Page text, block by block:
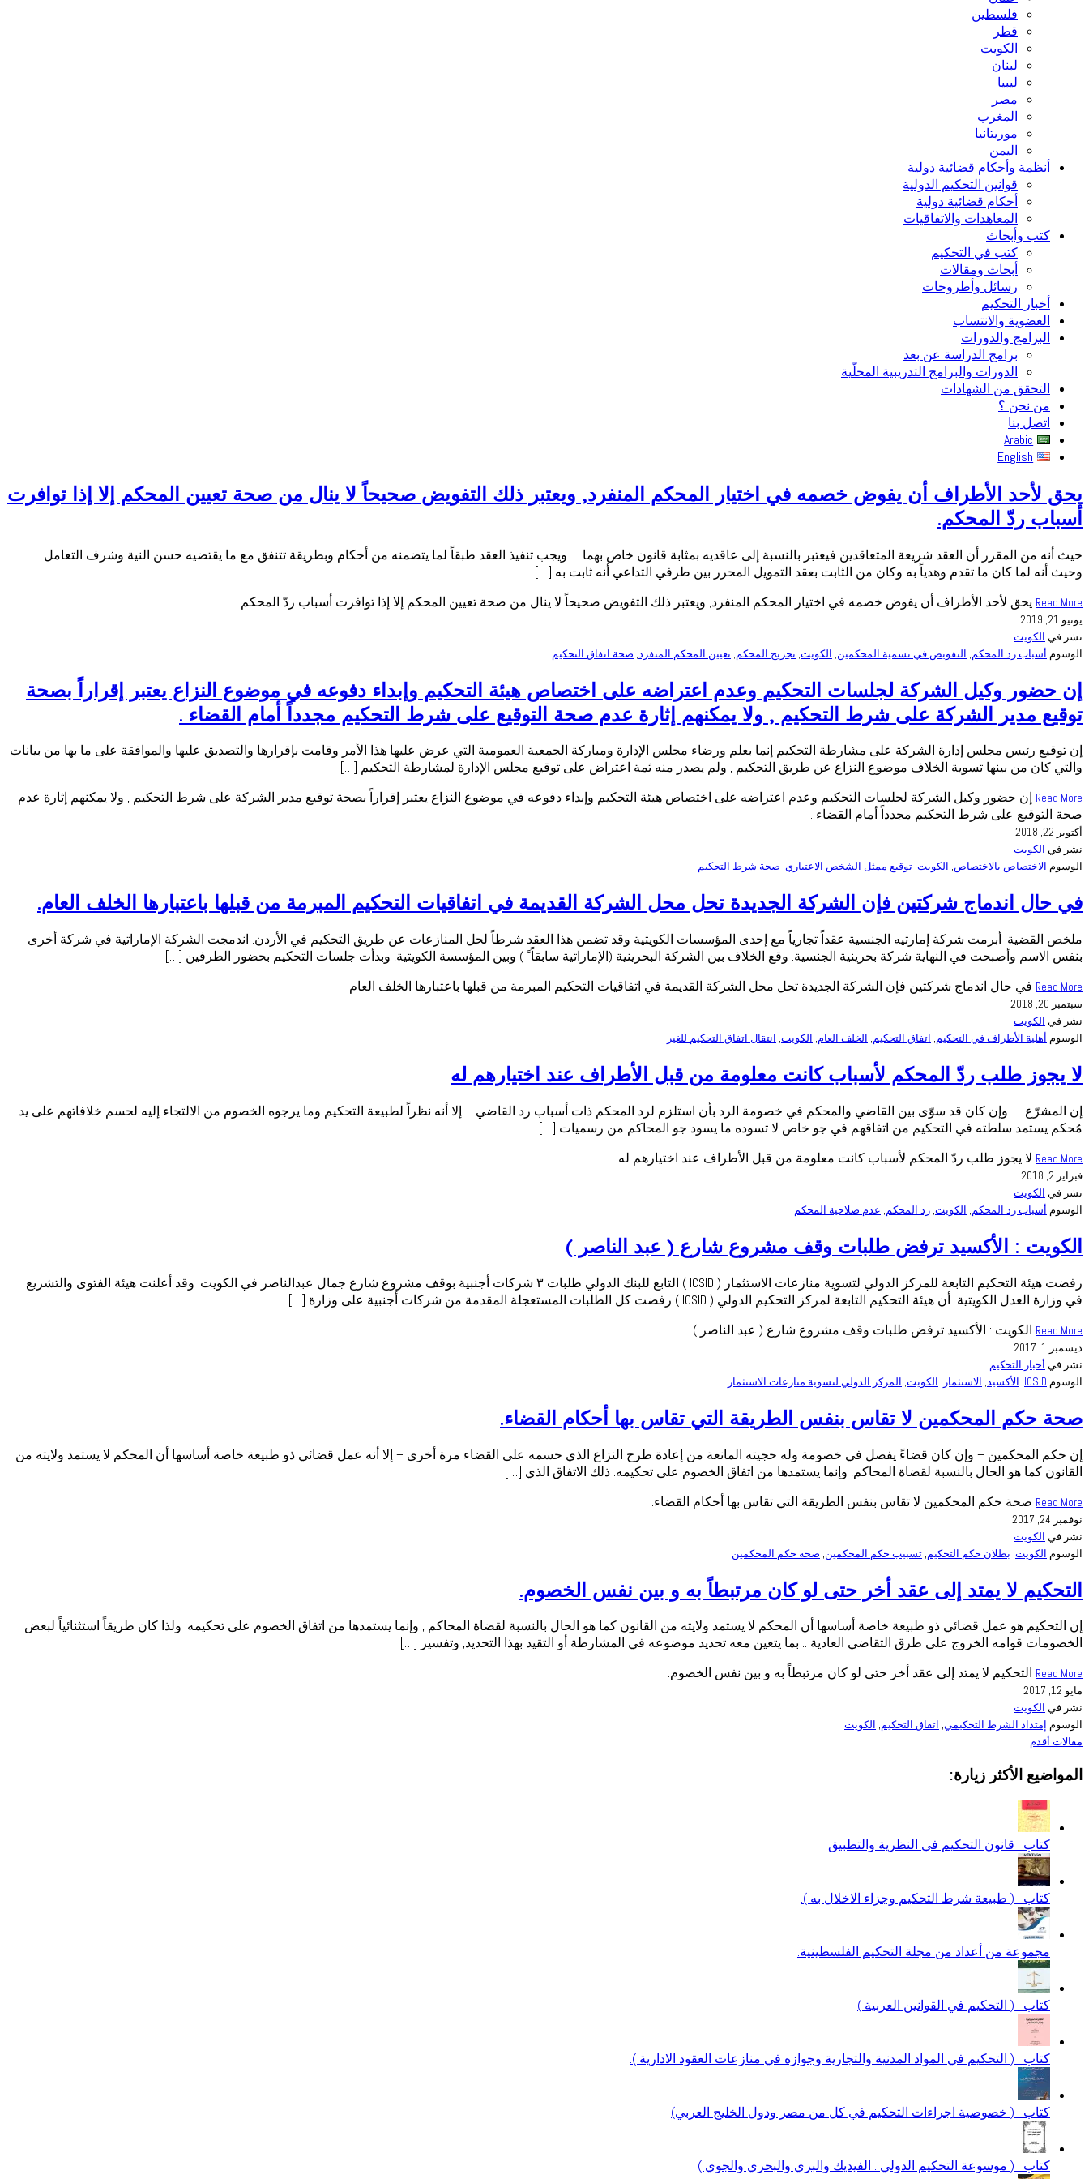
فلسطين
قطر
الكويت
لبنان
ليبيا
مصر
المغرب
موريتانيا
اليمن
أنظمة وأحكام قضائية دولية
قوانين التحكيم الدولية
أحكام قضائية دولية
المعاهدات والاتفاقيات
كتب وأبحاث
كتب في التحكيم
أبحاث ومقالات
رسائل وأطروحات
أخبار التحكيم
العضوية والانتساب
البرامج والدورات
برامج الدراسة عن بعد
الدورات والبرامج التدريبية المحلّية
التحقق من الشهادات
من نحن ؟
اتصل بنا
Arabic
English
يحق لأحد الأطراف أن يفوض خصمه في اختيار المحكم المنفرد, ويعتبر ذلك التفويض صحيحاً لا ينال من صحة تعيين المحكم إلا إذا توافرت
أسباب ردّ المحكم.
حيث أنه من المقرر أن العقد شريعة المتعاقدين فيعتبر بالنسبة إلى عاقديه بمثابة قانون خاص بهما … ويجب تنفيذ العقد طبقاً لما يتضمنه من أحكام وبطريقة تتنفق مع ما يقتضيه حسن النية وشرف التعامل …
وحيث أنه لما كان ما تقدم وهدياً به وكان من الثابت بعقد التمويل المحرر بين طرفي التداعي أنه ثابت به […]
Read More يحق لأحد الأطراف أن يفوض خصمه في اختيار المحكم المنفرد, ويعتبر ذلك التفويض صحيحاً لا ينال من صحة تعيين المحكم إلا إذا توافرت أسباب ردّ المحكم.
يونيو 21, 2019
نشر في الكويت
الوسوم:أسباب رد المحكم, التفويض في تسمية المحكمين, الكويت, تجريح المحكم, تعيين المحكم المنفرد, صحة اتفاق التحكيم
إن حضور وكيل الشركة لجلسات التحكيم وعدم اعتراضه على اختصاص هيئة التحكيم وإبداء دفوعه في موضوع النزاع يعتبر إقراراً بصحة
توقيع مدير الشركة على شرط التحكيم , ولا يمكنهم إثارة عدم صحة التوقيع على شرط التحكيم مجدداً أمام القضاء .
إن توقيع رئيس مجلس إدارة الشركة على مشارطة التحكيم إنما بعلم ورضاء مجلس الإدارة ومباركة الجمعية العمومية التي عرض عليها هذا الأمر وقامت بإقرارها والتصديق عليها والموافقة على ما بها من بيانات
والتي كان من بينها تسوية الخلاف موضوع النزاع عن طريق التحكيم , ولم يصدر منه ثمة اعتراض على توقيع مجلس الإدارة لمشارطة التحكيم […]
Read More إن حضور وكيل الشركة لجلسات التحكيم وعدم اعتراضه على اختصاص هيئة التحكيم وإبداء دفوعه في موضوع النزاع يعتبر إقراراً بصحة توقيع مدير الشركة على شرط التحكيم , ولا يمكنهم إثارة عدم
صحة التوقيع على شرط التحكيم مجدداً أمام القضاء .
أكتوبر 22, 2018
نشر في الكويت
الوسوم:الاختصاص بالاختصاص, الكويت, توقيع ممثل الشخص الاعتباري, صحة شرط التحكيم
في حال اندماج شركتين فإن الشركة الجديدة تحل محل الشركة القديمة في اتفاقيات التحكيم المبرمة من قبلها باعتبارها الخلف العام.
ملخص القضية: أبرمت شركة إمارتيه الجنسية عقداً تجارياً مع إحدى المؤسسات الكويتية وقد تضمن هذا العقد شرطاً لحل المنازعات عن طريق التحكيم في الأردن. اندمجت الشركة الإماراتية في شركة أخرى
بنفس الاسم وأصبحت في النهاية شركة بحرينية الجنسية. وقع الخلاف بين الشركة البحرينية (الإماراتية سابقاً ً ) وبين المؤسسة الكويتية, وبدأت جلسات التحكيم بحضور الطرفين […]
Read More في حال اندماج شركتين فإن الشركة الجديدة تحل محل الشركة القديمة في اتفاقيات التحكيم المبرمة من قبلها باعتبارها الخلف العام.
سبتمبر 20, 2018
نشر في الكويت
الوسوم:أهلية الأطراف في التحكيم, اتفاق التحكيم, الخلف العام, الكويت, انتقال اتفاق التحكيم للغير
لا يجوز طلب ردّ المحكم لأسباب كانت معلومة من قبل الأطراف عند اختيارهم له
إن المشرّع – وإن كان قد سوّى بين القاضي والمحكم في خصومة الرد بأن استلزم لرد المحكم ذات أسباب رد القاضي – إلا أنه نظراً لطبيعة التحكيم وما يرجوه الخصوم من الالتجاء إليه لحسم خلافاتهم على يد
مُحكم يستمد سلطته في التحكيم من اتفاقهم في جو خاص لا تسوده ما يسود جو المحاكم من رسميات […]
Read More لا يجوز طلب ردّ المحكم لأسباب كانت معلومة من قبل الأطراف عند اختيارهم له
فبراير 2, 2018
نشر في الكويت
الوسوم:أسباب رد المحكم, الكويت, رد المحكم, عدم صلاحية المحكم
الكويت : الأكسيد ترفض طلبات وقف مشروع شارع ( عبد الناصر )
رفضت هيئة التحكيم التابعة للمركز الدولي لتسوية منازعات الاستثمار ( ICSID ) التابع للبنك الدولي طلبات ٣ شركات أجنبية بوقف مشروع شارع جمال عبدالناصر في الكويت. وقد أعلنت هيئة الفتوى والتشريع
في وزارة العدل الكويتية أن هيئة التحكيم التابعة لمركز التحكيم الدولي ( ICSID ) رفضت كل الطلبات المستعجلة المقدمة من شركات أجنبية على وزارة […]
Read More الكويت : الأكسيد ترفض طلبات وقف مشروع شارع ( عبد الناصر )
ديسمبر 1, 2017
نشر في أخبار التحكيم
الوسوم:ICSID
, الأكسيد, الاستثمار , الكويت, المركز الدولي لتسوية منازعات الاستثمار
صحة حكم المحكمين لا تقاس بنفس الطريقة التي تقاس بها أحكام القضاء.
إن حكم المحكمين – وإن كان قضاءً يفصل في خصومة وله حجيته المانعة من إعادة طرح النزاع الذي حسمه على القضاء مرة أخرى – إلا أنه عمل قضائي ذو طبيعة خاصة أساسها أن المحكم لا يستمد ولايته من
القانون كما هو الحال بالنسبة لقضاة المحاكم, وإنما يستمدها من اتفاق الخصوم على تحكيمه. ذلك الاتفاق الذي […]
Read More صحة حكم المحكمين لا تقاس بنفس الطريقة التي تقاس بها أحكام القضاء.
نوفمبر 24, 2017
نشر في الكويت
الوسوم:الكويت, بطلان حكم التحكيم, تسبيب حكم المحكمين, صحة حكم المحكمين
التحكيم لا يمتد إلى عقد أخر حتى لو كان مرتبطاً به و بين نفس الخصوم.
إن التحكيم هو عمل قضائي ذو طبيعة خاصة أساسها أن المحكم لا يستمد ولايته من القانون كما هو الحال بالنسبة لقضاة المحاكم , وإنما يستمدها من اتفاق الخصوم على تحكيمه. ولذا كان طريقاً استثنائياً لبعض
الخصومات قوامه الخروج على طرق التقاضي العادية .. بما يتعين معه تحديد موضوعه في المشارطة أو التقيد بهذا التحديد, وتفسير […]
Read More التحكيم لا يمتد إلى عقد أخر حتى لو كان مرتبطاً به و بين نفس الخصوم.
مايو 12, 2017
نشر في الكويت
الوسوم:إمتداد الشرط التحكيمي, اتفاق التحكيم, الكويت
مقالات أقدم
المواضيع الأكثر زيارة:
كتاب : قانون التحكيم في النظرية والتطبيق
كتاب : ( طبيعة شرط التحكيم وجزاء الاخلال به ).
مجموعة من أعداد من مجلة التحكيم الفلسطينية.
كتاب : ( التحكيم في القوانين العربية )
كتاب : ( التحكيم في المواد المدنية والتجارية وجوازه في منازعات العقود الادارية ).
كتاب : ( خصوصية اجراءات التحكيم في كل من مصر ودول الخليج العربي)
كتاب : ( موسوعة التحكيم الدولي : الفيديك والبري والبحري والجوي )